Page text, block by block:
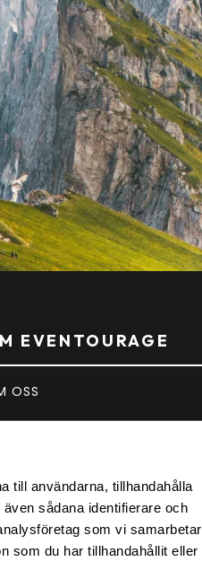
till användarna, tillhandahålla
sådana identifierare och
som vi samarbetar
som du har tillhandahållit eller
EVENTOURAGE
OSS